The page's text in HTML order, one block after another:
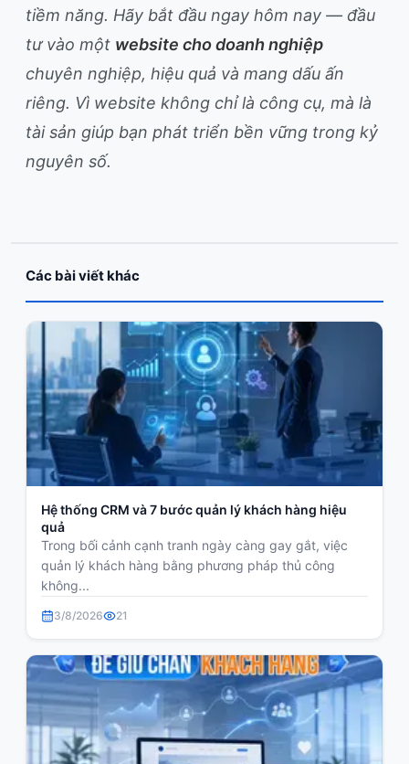
tiềm năng. Hãy bắt đầu ngay hôm nay — đầu
tư vào một website cho doanh nghiệp
chuyên nghiệp, hiệu quả và mang dấu ấn
riêng. Vì website không chỉ là công cụ, mà là
tài sản giúp bạn phát triển bền vững trong kỷ
nguyên số.
Các bài viết khác
Hệ thống CRM và 7 bước quản lý khách hàng hiệu
quả
Trong bối cảnh cạnh tranh ngày càng gay gắt, việc
quản lý khách hàng bằng phương pháp thủ công
không...
3/8/2026 21